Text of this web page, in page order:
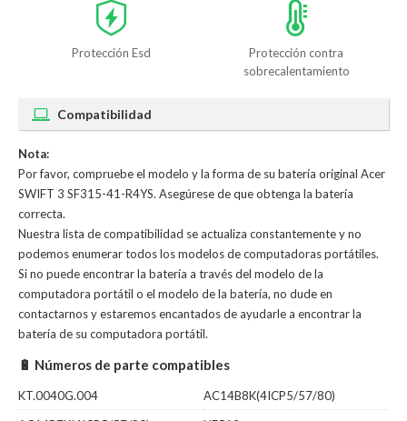
Protección Esd
Protección contra
sobrecalentamiento
Compatibilidad
Nota:
Por favor, compruebe el modelo y la forma de su batería original Acer
SWIFT 3 SF315-41-R4YS. Asegúrese de que obtenga la batería
correcta.
Nuestra lista de compatibilidad se actualiza constantemente y no
podemos enumerar todos los modelos de computadoras portátiles.
Si no puede encontrar la batería a través del modelo de la
computadora portátil o el modelo de la batería, no dude en
contactarnos y estaremos encantados de ayudarle a encontrar la
batería de su computadora portátil.
🔋 Números de parte compatibles
KT.0040G.004
AC14B8K(4ICP5/57/80)